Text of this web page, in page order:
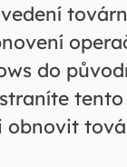
do
obnovit